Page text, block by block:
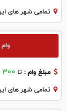
تمامی شهر های
مبلغ وام : تا 300 میلیون
تمامی شهر های